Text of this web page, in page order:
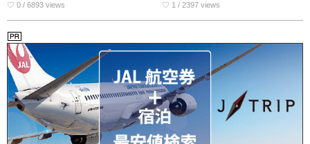
♡ 0 / 6893 views
♡ 1 / 2397 views